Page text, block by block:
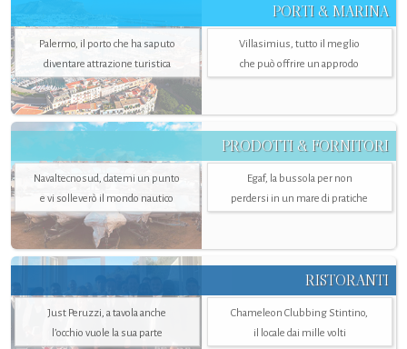
PORTI & MARINA
Palermo, il porto che ha saputo
diventare attrazione turistica
Villasimius, tutto il meglio
che può offrire un approdo
PRODOTTI & FORNITORI
Navaltecnosud, datemi un punto
e vi solleverò il mondo nautico
Egaf, la bussola per non
perdersi in un mare di pratiche
RISTORANTI
Just Peruzzi, a tavola anche
l’occhio vuole la sua parte
Chameleon Clubbing Stintino,
il locale dai mille volti